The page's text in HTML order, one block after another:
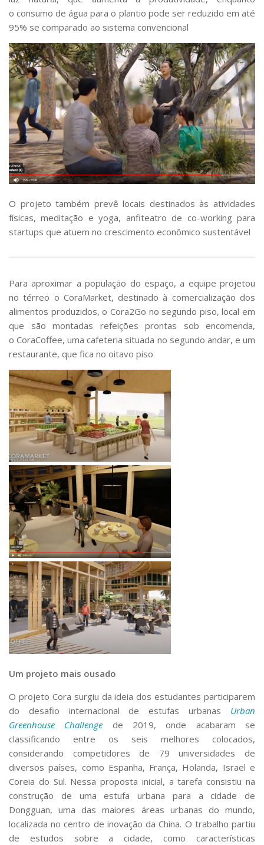
oconsumo de água para o plantio pode ser reduzido em até
95% se comparado ao sistema convencional
O projeto também prevê locais destinados às atividades
físicas, meditação e yoga, anfiteatro de co-working para
startups que atuem no crescimento econômico sustentável
Para aproximar a população do espaço, a equipe projetou
no térreo o CoraMarket, destinado à comercialização dos
alimentos produzidos, o Cora2Go no segundo piso, local em
que são montadas refeições prontas sob encomenda,
oCoraCoffee, uma cafeteria situada no segundo andar, e um
restaurante, que fica no oitavo piso
Um projeto mais ousado
O projeto Cora surgiu da ideia dos estudantes participarem
do desafio internacional de estufas urbanas Urban
Greenhouse Challenge de 2019, onde acabaram se
classificando entre os seis melhores colocados,
considerando competidores de 79 universidades de
diversos países, como Espanha, França, Holanda, Israel e
Coreia do Sul. Nessa proposta inicial, a tarefa consistiu na
construção de uma estufa urbana para a cidade de
Dongguan, uma das maiores áreas urbanas do mundo,
localizada no centro de inovação da China. O trabalho partiu
de estudos sobre a cidade, como características